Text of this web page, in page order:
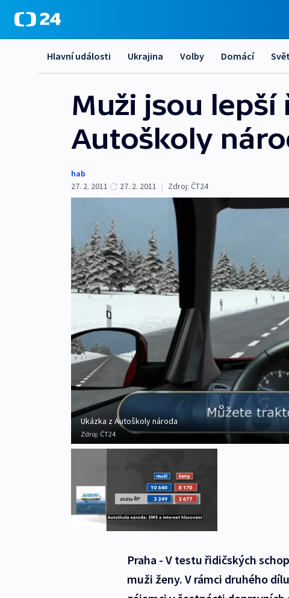
Hlavní události Ukrajina Volby Domácí
Muži jsou
Autoškoly
hab
27. 2. 2011
27. 2. 2011 | Zdroj: ČT24
Ukázka z Autoškoly národa
Zdroj: ČT24
Praha - V testu řidičských
muži ženy. V rámci druhého